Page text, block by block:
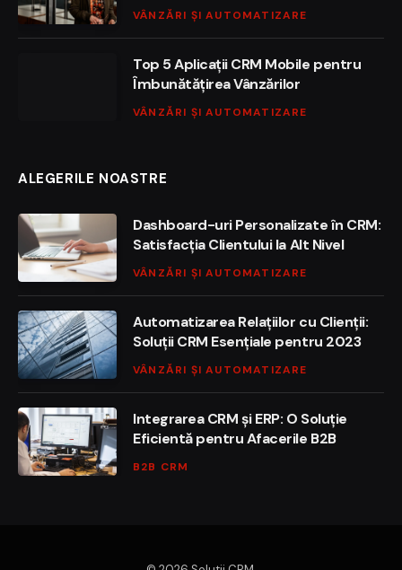
VÂNZĂRI ȘI AUTOMATIZARE
Top 5 Aplicații CRM Mobile pentru
Îmbunătățirea Vânzărilor
VÂNZĂRI ȘI AUTOMATIZARE
ALEGERILE NOASTRE
Dashboard-uri Personalizate în CRM:
Satisfacția Clientului la Alt Nivel
VÂNZĂRI ȘI AUTOMATIZARE
Automatizarea Relațiilor cu Clienții:
Soluții CRM Esențiale pentru 2023
VÂNZĂRI ȘI AUTOMATIZARE
Integrarea CRM și ERP: O Soluție
Eficientă pentru Afacerile B2B
B2B CRM